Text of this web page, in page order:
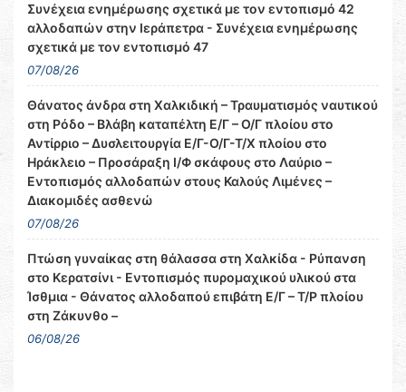
Συνέχεια ενημέρωσης σχετικά με τον εντοπισμό 42
αλλοδαπών στην Ιεράπετρα - Συνέχεια ενημέρωσης
σχετικά με τον εντοπισμό 47
07/08/26
Θάνατος άνδρα στη Χαλκιδική – Τραυματισμός ναυτικού
στη Ρόδο – Βλάβη καταπέλτη Ε/Γ – Ο/Γ πλοίου στο
Αντίρριο – Δυσλειτουργία Ε/Γ-Ο/Γ-Τ/Χ πλοίου στο
Ηράκλειο – Προσάραξη Ι/Φ σκάφους στο Λαύριο –
Εντοπισμός αλλοδαπών στους Καλούς Λιμένες –
Διακομιδές ασθενώ
07/08/26
Πτώση γυναίκας στη θάλασσα στη Χαλκίδα - Ρύπανση
στο Κερατσίνι - Εντοπισμός πυρομαχικού υλικού στα
Ίσθμια - Θάνατος αλλοδαπού επιβάτη Ε/Γ – Τ/Ρ πλοίου
στη Ζάκυνθο –
06/08/26